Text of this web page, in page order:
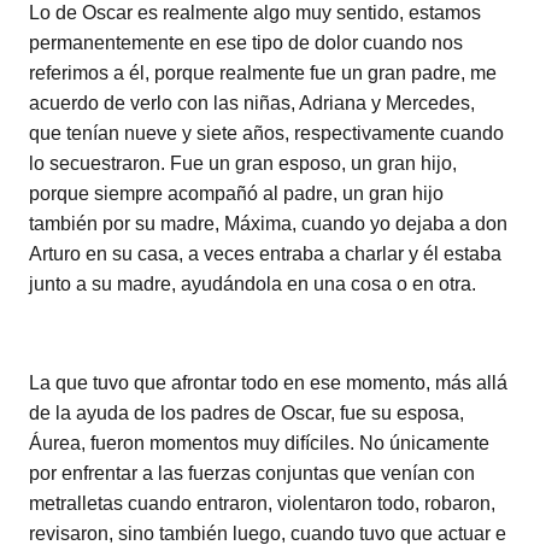
Lo de Oscar es realmente algo muy sentido, estamos
permanentemente en ese tipo de dolor cuando nos
referimos a él, porque realmente fue un gran padre, me
acuerdo de verlo con las niñas, Adriana y Mercedes,
que tenían nueve y siete años, respectivamente cuando
lo secuestraron. Fue un gran esposo, un gran hijo,
porque siempre acompañó al padre, un gran hijo
también por su madre, Máxima, cuando yo dejaba a don
Arturo en su casa, a veces entraba a charlar y él estaba
junto a su madre, ayudándola en una cosa o en otra.
La que tuvo que afrontar todo en ese momento, más allá
de la ayuda de los padres de Oscar, fue su esposa,
Áurea, fueron momentos muy difíciles. No únicamente
por enfrentar a las fuerzas conjuntas que venían con
metralletas cuando entraron, violentaron todo, robaron,
revisaron, sino también luego, cuando tuvo que actuar e